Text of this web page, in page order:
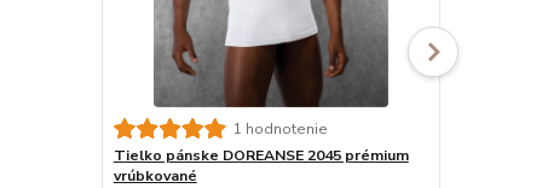
1 hodnotenie
Tielko pánske DOREANSE 2045 prémium
vrúbkované